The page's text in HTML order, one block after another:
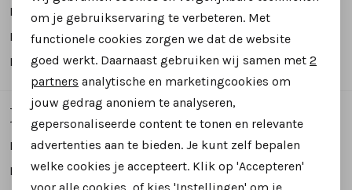
Panama Jack
Paul Green
Pertini
Piedi Nudi
Piesanto
Pikolinos
R
Rapid Soul
Red Rag
Reef
Regarde le Ciel
Personalisatie cookies
Analytische cookies
Marketing cookies
om je gebruikservaring te verbeteren. Met
functionele cookies zorgen we dat de website
goed werkt. Daarnaast gebruiken wij samen met 2
partners analytische en marketingcookies om
jouw gedrag anoniem te analyseren,
gepersonaliseerde content te tonen en relevante
advertenties aan te bieden. Je kunt zelf bepalen
welke cookies je accepteert. Klik op 'Accepteren'
voor alle cookies, of kies 'Instellingen' om je